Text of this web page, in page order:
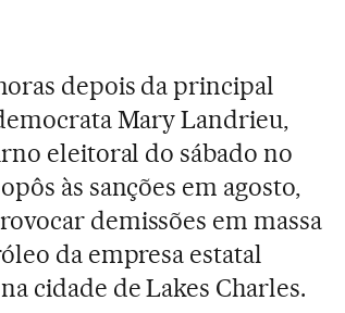
depois da principal
Mary Landrieu,
eleitoral do sábado no
às sanções em agosto,
demissões em massa
da empresa estatal
cidade de Lakes Charles.